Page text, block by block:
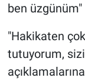
ben üzgünüm"
"Hakikaten
tutuyorum,